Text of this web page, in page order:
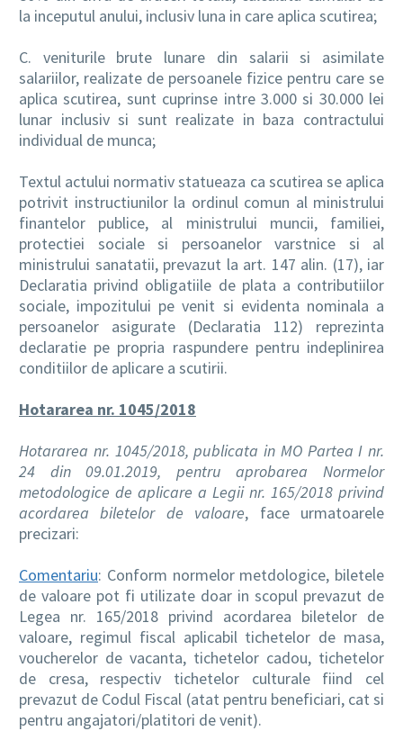
la inceputul anului, inclusiv luna in care aplica scutirea;
C. veniturile brute lunare din salarii si asimilate
salariilor, realizate de persoanele fizice pentru care se
aplica scutirea, sunt cuprinse intre 3.000 si 30.000 lei
lunar inclusiv si sunt realizate in baza contractului
individual de munca;
Textul actului normativ statueaza ca scutirea se aplica
potrivit instructiunilor la ordinul comun al ministrului
finantelor publice, al ministrului muncii, familiei,
protectiei sociale si persoanelor varstnice si al
ministrului sanatatii, prevazut la art. 147 alin. (17), iar
Declaratia privind obligatiile de plata a contributiilor
sociale, impozitului pe venit si evidenta nominala a
persoanelor asigurate (Declaratia 112) reprezinta
declaratie pe propria raspundere pentru indeplinirea
conditiilor de aplicare a scutirii.
Hotararea nr. 1045/2018
Hotararea nr. 1045/2018, publicata in MO Partea I nr.
24 din 09.01.2019, pentru aprobarea Normelor
metodologice de aplicare a Legii nr. 165/2018 privind
acordarea biletelor de valoare, face urmatoarele
precizari:
Comentariu: Conform normelor metdologice, biletele
de valoare pot fi utilizate doar in scopul prevazut de
Legea nr. 165/2018 privind acordarea biletelor de
valoare, regimul fiscal aplicabil tichetelor de masa,
voucherelor de vacanta, tichetelor cadou, tichetelor
de cresa, respectiv tichetelor culturale fiind cel
prevazut de Codul Fiscal (atat pentru beneficiari, cat si
pentru angajatori/platitori de venit).